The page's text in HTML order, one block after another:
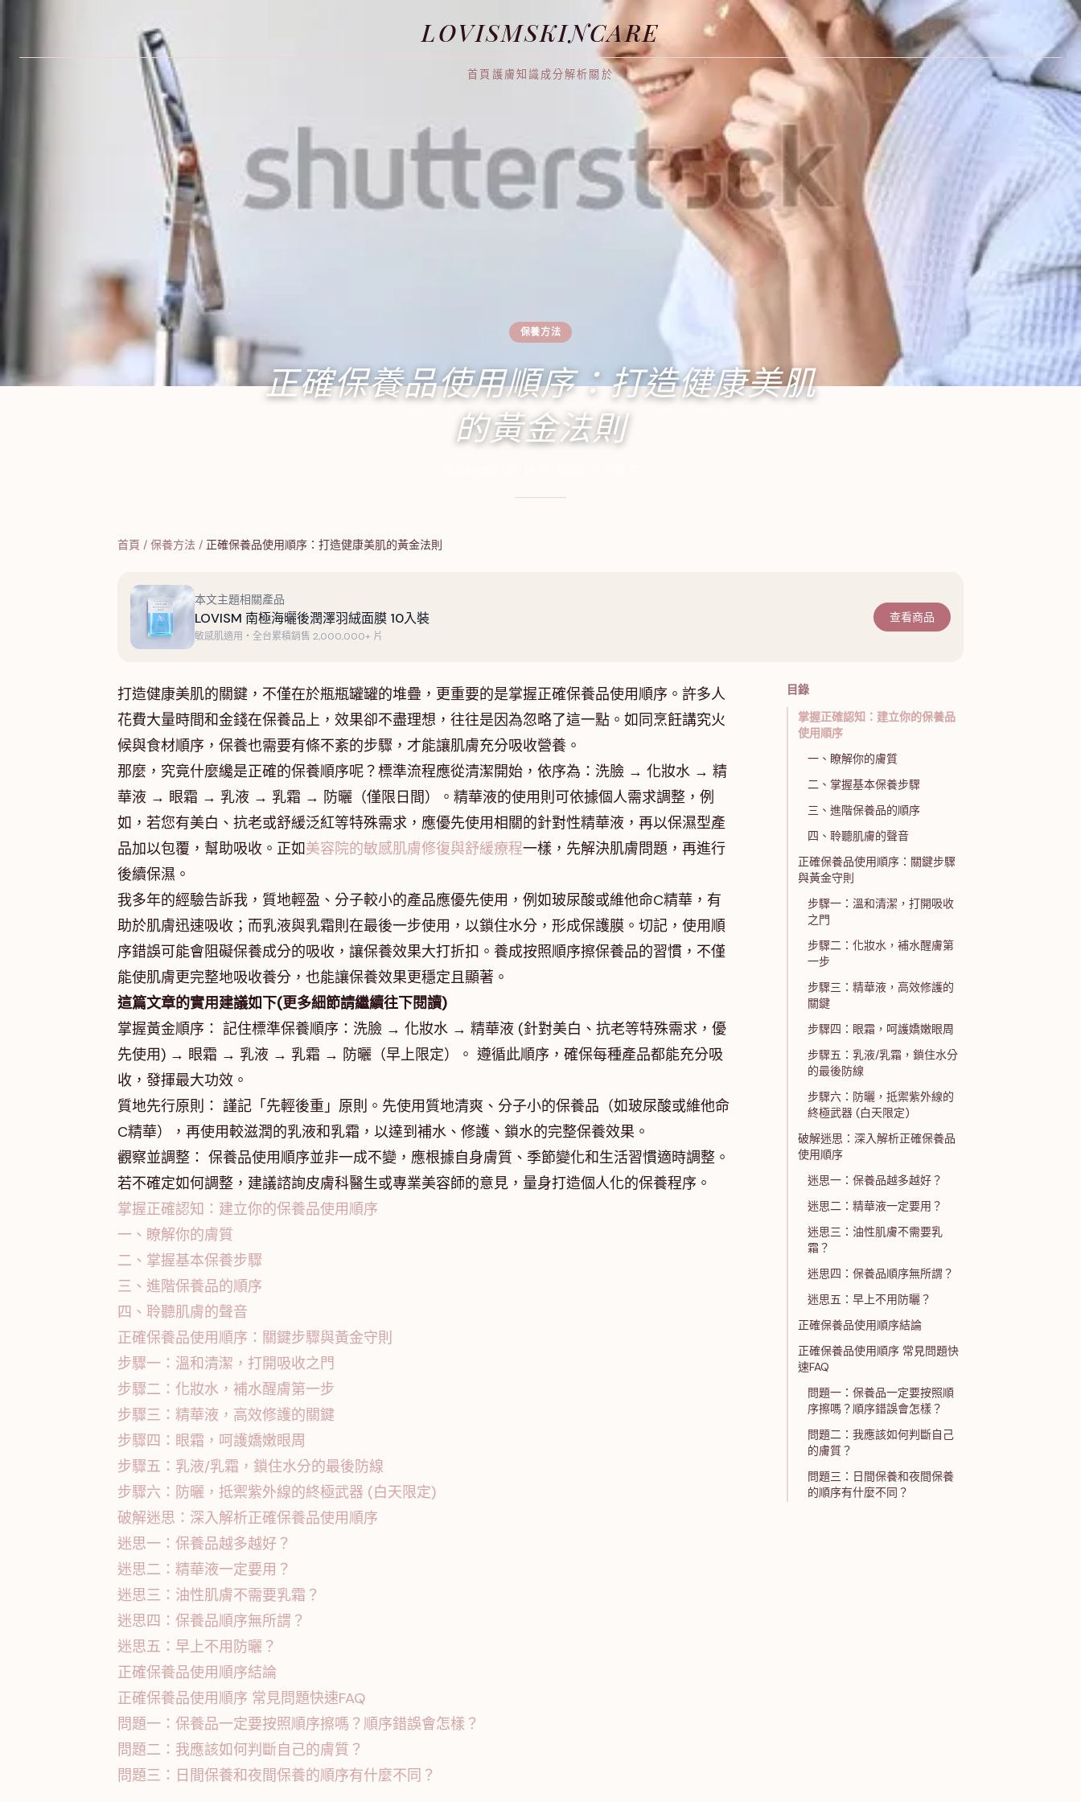
LOVISMSKINCARE
首頁 護膚知識成分解析 關於
保養方法
正確保養品使用順序：打造健康美肌
的黃金法則
首頁 / 保養方法 / 正確保養品使用順序：打造健康美肌的黃金法則
本文主題相關產品
LOVISM 南極海曬後潤澤羽絨面膜 10入裝
敏感肌適用・全台累積銷售 2,000,000+ 片
查看商品
打造健康美肌的關鍵，不僅在於瓶瓶罐罐的堆疊，更重要的是掌握正確保養品使用順序。許多人
花費大量時間和金錢在保養品上，效果卻不盡理想，往往是因為忽略了這一點。如同烹飪講究火
候與食材順序，保養也需要有條不紊的步驟，才能讓肌膚充分吸收營養。
那麼，究竟什麼纔是正確的保養順序呢？標準流程應從清潔開始，依序為：洗臉 → 化妝水 → 精
華液 → 眼霜 → 乳液 → 乳霜 → 防曬（僅限日間）。精華液的使用則可依據個人需求調整，例
如，若您有美白、抗老或舒緩泛紅等特殊需求，應優先使用相關的針對性精華液，再以保濕型產
品加以包覆，幫助吸收。正如美容院的敏感肌膚修復與舒緩療程一樣，先解決肌膚問題，再進行
後續保濕。
我多年的經驗告訴我，質地輕盈、分子較小的產品應優先使用，例如玻尿酸或維他命C精華，有
助於肌膚迅速吸收；而乳液與乳霜則在最後一步使用，以鎖住水分，形成保護膜。切記，使用順
序錯誤可能會阻礙保養成分的吸收，讓保養效果大打折扣。養成按照順序擦保養品的習慣，不僅
能使肌膚更完整地吸收養分，也能讓保養效果更穩定且顯著。
這篇文章的實用建議如下(更多細節請繼續往下閱讀)
掌握黃金順序： 記住標準保養順序：洗臉 → 化妝水 → 精華液 (針對美白、抗老等特殊需求，優
先使用) → 眼霜 → 乳液 → 乳霜 → 防曬（早上限定）。 遵循此順序，確保每種產品都能充分吸
收，發揮最大功效。
質地先行原則： 謹記「先輕後重」原則。先使用質地清爽、分子小的保養品（如玻尿酸或維他命
C精華），再使用較滋潤的乳液和乳霜，以達到補水、修護、鎖水的完整保養效果。
觀察並調整： 保養品使用順序並非一成不變，應根據自身膚質、季節變化和生活習慣適時調整。
若不確定如何調整，建議諮詢皮膚科醫生或專業美容師的意見，量身打造個人化的保養程序。
掌握正確認知：建立你的保養品使用順序
一、瞭解你的膚質
二、掌握基本保養步驟
三、進階保養品的順序
四、聆聽肌膚的聲音
正確保養品使用順序：關鍵步驟與黃金守則
步驟一：溫和清潔，打開吸收之門
步驟二：化妝水，補水醒膚第一步
步驟三：精華液，高效修護的關鍵
步驟四：眼霜，呵護嬌嫩眼周
步驟五：乳液/乳霜，鎖住水分的最後防線
步驟六：防曬，抵禦紫外線的終極武器 (白天限定)
破解迷思：深入解析正確保養品使用順序
迷思一：保養品越多越好？
迷思二：精華液一定要用？
迷思三：油性肌膚不需要乳霜？
迷思四：保養品順序無所謂？
迷思五：早上不用防曬？
正確保養品使用順序結論
正確保養品使用順序 常見問題快速FAQ
問題一：保養品一定要按照順序擦嗎？順序錯誤會怎樣？
問題二：我應該如何判斷自己的膚質？
問題三：日間保養和夜間保養的順序有什麼不同？
目錄
掌握正確認知：建立你的保養品
使用順序
一、瞭解你的膚質
二、掌握基本保養步驟
三、進階保養品的順序
四、聆聽肌膚的聲音
正確保養品使用順序：關鍵步驟
與黃金守則
步驟一：溫和清潔，打開吸收
之門
步驟二：化妝水，補水醒膚第
一步
步驟三：精華液，高效修護的
關鍵
步驟四：眼霜，呵護嬌嫩眼周
步驟五：乳液/乳霜，鎖住水分
的最後防線
步驟六：防曬，抵禦紫外線的
終極武器 (白天限定)
破解迷思：深入解析正確保養品
使用順序
迷思一：保養品越多越好？
迷思二：精華液一定要用？
迷思三：油性肌膚不需要乳
霜？
迷思四：保養品順序無所謂？
迷思五：早上不用防曬？
正確保養品使用順序結論
正確保養品使用順序 常見問題快
速FAQ
問題一：保養品一定要按照順
序擦嗎？順序錯誤會怎樣？
問題二：我應該如何判斷自己
的膚質？
問題三：日間保養和夜間保養
的順序有什麼不同？